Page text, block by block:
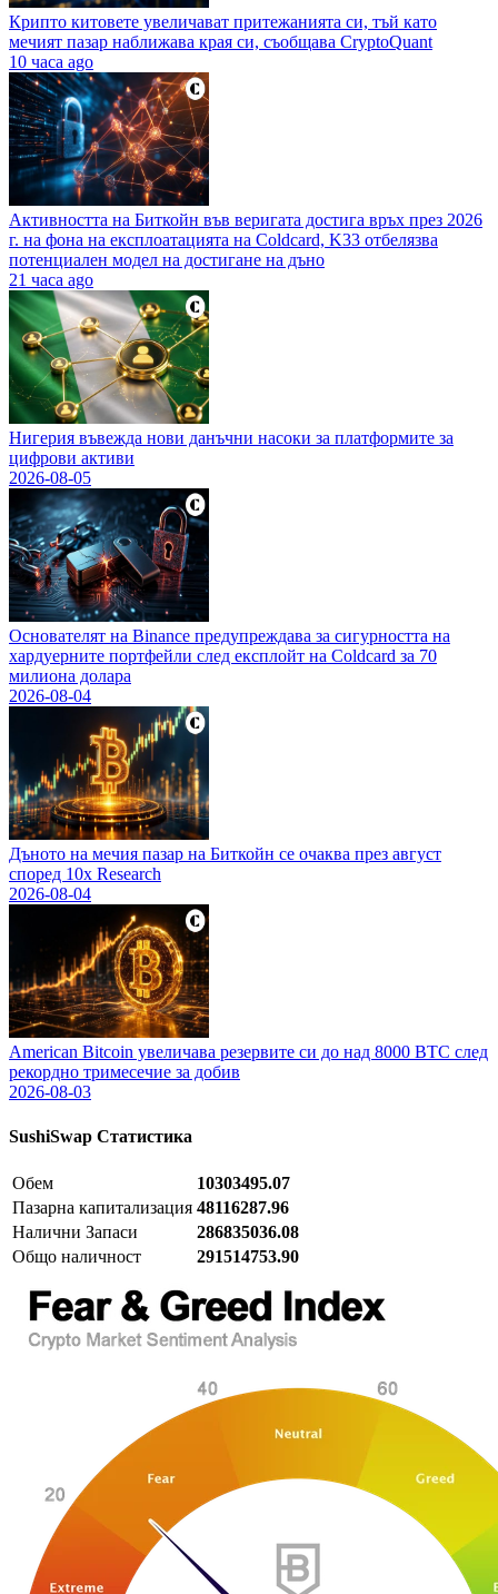
Крипто китовете увеличават притежанията си, тъй като
мечият пазар наближава края си, съобщава CryptoQuant
10 часа ago
Активността на Биткойн във веригата достига връх през 2026
г. на фона на експлоатацията на Coldcard, K33 отбелязва
потенциален модел на достигане на дъно
21 часа ago
Нигерия въвежда нови данъчни насоки за платформите за
цифрови активи
2026-08-05
Основателят на Binance предупреждава за сигурността на
хардуерните портфейли след експлойт на Coldcard за 70
милиона долара
2026-08-04
Дъното на мечия пазар на Биткойн се очаква през август
според 10x Research
2026-08-04
American Bitcoin увеличава резервите си до над 8000 BTC след
рекордно тримесечие за добив
2026-08-03
SushiSwap Статистика
Обем
10303495.07
Пазарна капитализация 48116287.96
Налични Запаси
286835036.08
Общо наличност
291514753.90